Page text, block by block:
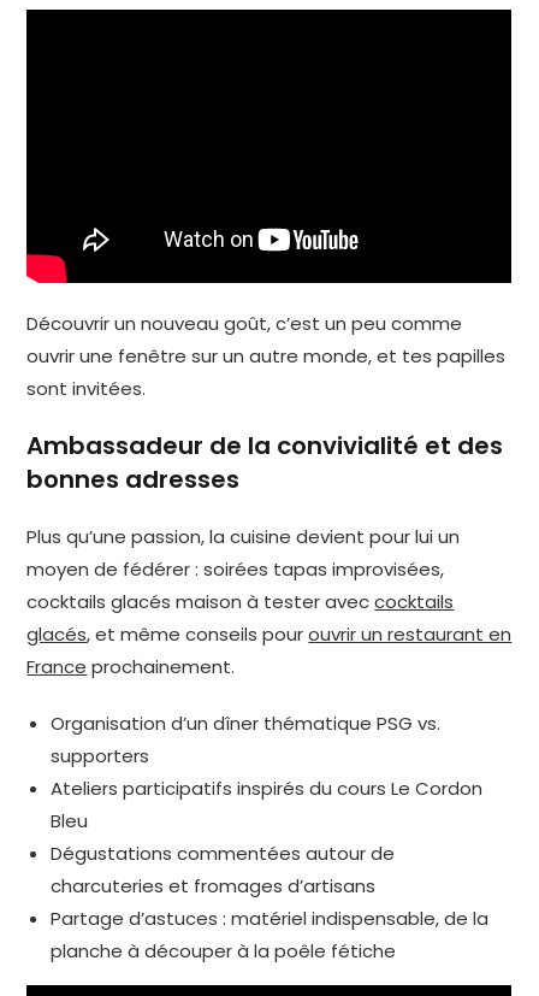
Découvrir un nouveau goût, c’est un peu comme
ouvrir une fenêtre sur un autre monde, et tes papilles
sont invitées.
Ambassadeur de la convivialité et des
bonnes adresses
Plus qu’une passion, la cuisine devient pour lui un
moyen de fédérer : soirées tapas improvisées,
cocktails glacés maison à tester aveccocktails
glacés, et même conseils pourouvrir un restaurant en
France prochainement.
Organisation d’un dîner thématique PSG vs.
supporters
Ateliers participatifs inspirés du cours Le Cordon
Bleu
Dégustations commentées autour de
charcuteries et fromages d’artisans
Partage d’astuces : matériel indispensable, de la
planche à découper à la poêle fétiche